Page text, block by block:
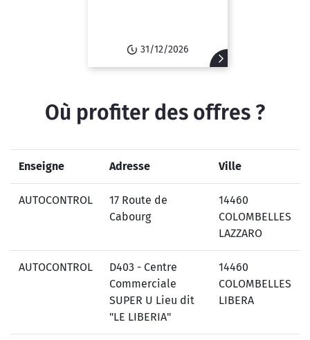
31/12/2026
Où profiter des offres ?
Enseigne Adresse Ville
AUTOCONTROL
17 Route de
Cabourg
14460
COLOMBELLES
LAZZARO
AUTOCONTROL
D403 - Centre
Commerciale
SUPER U Lieu dit
"LE LIBERIA"
14460
COLOMBELLES
LIBERA